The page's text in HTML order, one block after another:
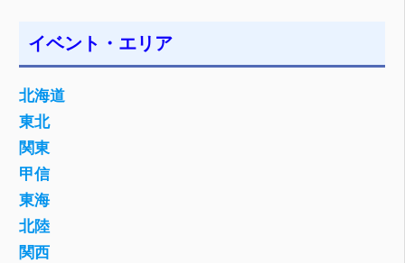
イベント・エリア
北海道
東北
関東
甲信
東海
北陸
関西